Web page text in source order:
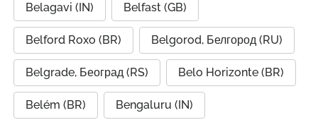
Belagavi (IN) Belfast (GB)
Belford Roxo (BR) Belgorod, Белгород (RU)
Belgrade, Београд (RS) Belo Horizonte (BR)
Belém (BR) Bengaluru (IN)